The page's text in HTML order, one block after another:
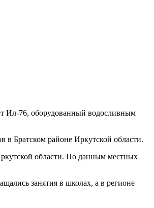
Ил-76, оборудованный водосливным
Братском районе Иркутской области.
области. По данным местных
занятия в школах, а в регионе